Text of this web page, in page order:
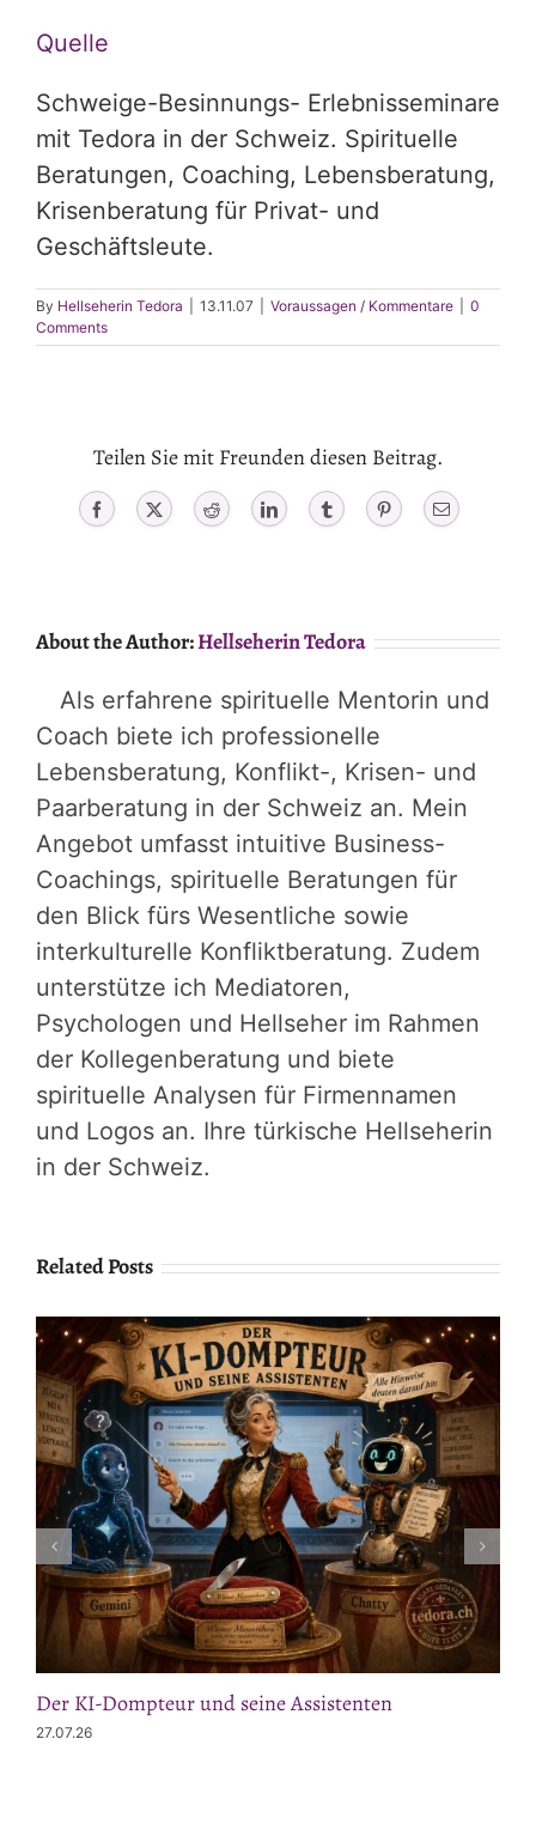
Quelle
Schweige-Besinnungs- Erlebnisseminare
mit Tedora in der Schweiz. Spirituelle
Beratungen, Coaching, Lebensberatung,
Krisenberatung für Privat- und
Geschäftsleute.
By Hellseherin Tedora 13.11.07 Voraussagen / Kommentare
0
Comments
Teilen Sie mit Freunden diesen Beitrag.
Facebook X Reddit LinkedIn Tumblr PinterestEmail
About the Author:Hellseherin Tedora
Als erfahrene spirituelle Mentorin und
Coach biete ich professionelle
Lebensberatung, Konflikt-, Krisen- und
Paarberatung in der Schweiz an. Mein
Angebot umfasst intuitive Business-
Coachings, spirituelle Beratungen für
den Blick fürs Wesentliche sowie
interkulturelle Konfliktberatung. Zudem
unterstütze ich Mediatoren,
Psychologen und Hellseher im Rahmen
der Kollegenberatung und biete
spirituelle Analysen für Firmennamen
und Logos an. Ihre türkische Hellseherin
in der Schweiz.
Related Posts
Der KI-Dompteur und seine Assistenten
27.07.26